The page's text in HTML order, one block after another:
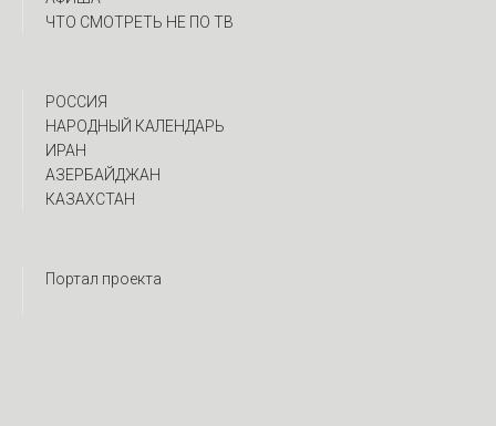
ЧТО СМОТРЕТЬ НЕ ПО ТВ
РОССИЯ
НАРОДНЫЙ КАЛЕНДАРЬ
ИРАН
АЗЕРБАЙДЖАН
КАЗАХСТАН
Портал проекта